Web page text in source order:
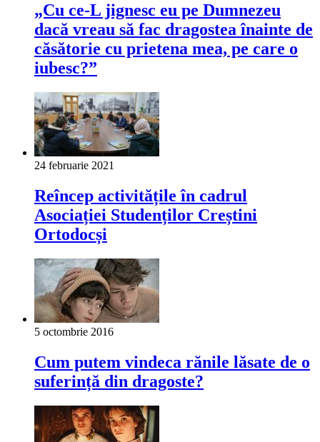
„Cu ce-L jignesc eu pe Dumnezeu
dacă vreau să fac dragostea înainte de
căsătorie cu prietena mea, pe care o
iubesc?”
24 februarie 2021
Reîncep activitățile în cadrul
Asociației Studenților Creștini
Ortodocși
5 octombrie 2016
Cum putem vindeca rănile lăsate de o
suferință din dragoste?